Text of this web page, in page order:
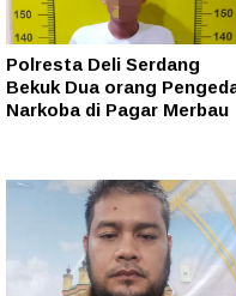
Polresta Deli Serdang
Bekuk Dua orang
Narkoba di Pagar Merbau